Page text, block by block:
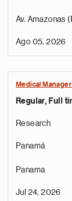
Av. Amazonas
Ago 05, 2026
Medical
Regular, Full
Research
Panamá
Panama
Jul 24, 2026